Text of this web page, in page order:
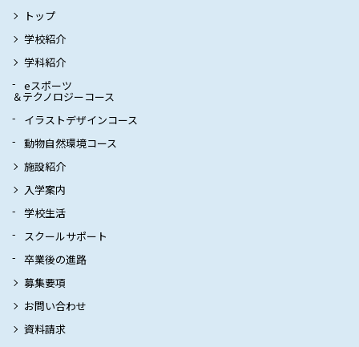
トップ
学校紹介
学科紹介
eスポーツ
＆テクノロジーコース
イラストデザインコース
動物自然環境コース
施設紹介
入学案内
学校生活
スクールサポート
卒業後の進路
募集要項
お問い合わせ
資料請求